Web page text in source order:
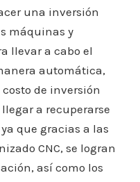
una inversión
máquinas y
llevar a cabo el
automática,
de inversión
a recuperarse
que gracias a las
CNC, se logran
así como los